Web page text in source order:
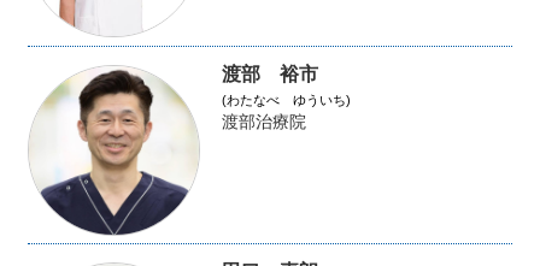
渡部 裕市
(わたなべ ゆういち)
渡部治療院